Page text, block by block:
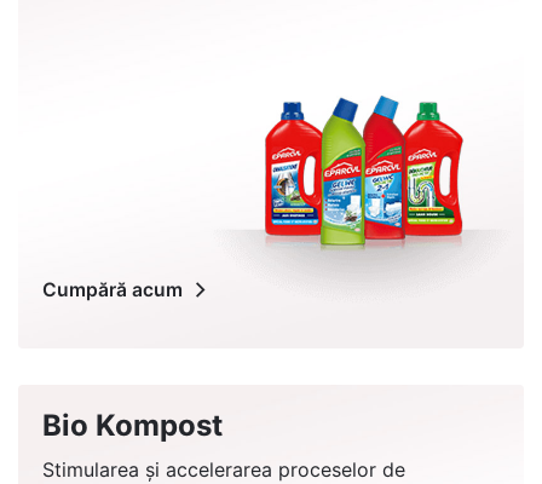
Cumpără acum
Bio Kompost
Stimularea și accelerarea proceselor de